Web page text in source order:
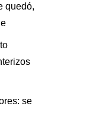
quedó,
se